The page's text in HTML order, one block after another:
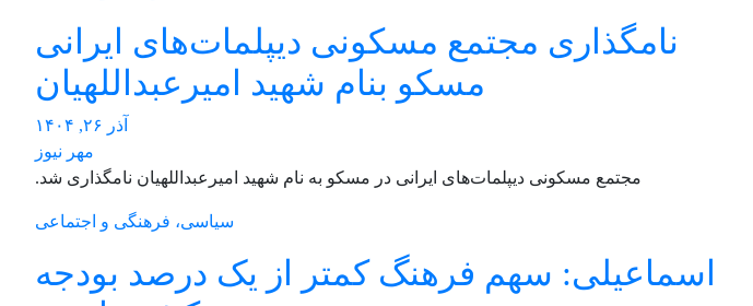
نامگذاری مجتمع مسکونی دیپلمات‌های ایرانی
مسکو بنام شهید امیرعبداللهیان
آذر ۲۶, ۱۴۰۴
مهر نیوز
مجتمع مسکونی دیپلمات‌های ایرانی در مسکو به نام شهید امیرعبداللهیان نامگذاری شد.
سیاسی، فرهنگی و اجتماعی
اسماعیلی: سهم فرهنگ کمتر از یک درصد بودجه